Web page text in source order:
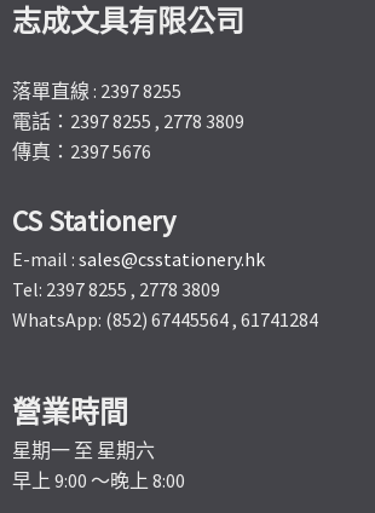
志成文具有限公司
落單直線 : 2397 8255
電話：2397 8255 , 2778 3809
傳真：2397 5676
CS Stationery
E-mail : sales@csstationery.hk
Tel: 2397 8255 , 2778 3809
WhatsApp: (852) 67445564 , 61741284
營業時間
星期一 至 星期六
早上 9:00 ～晚上 8:00